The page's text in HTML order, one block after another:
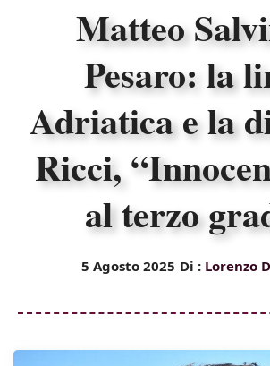
Matteo
Pesaro: la
Adriatica e la
Ricci,
al terzo
5 Agosto 2025 Di : Lorenzo